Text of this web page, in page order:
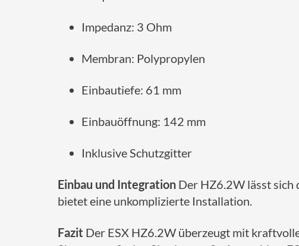
Impedanz: 3 Ohm
Membran: Polypropylen
Einbautiefe: 61 mm
Einbauöffnung: 142 mm
Inklusive Schutzgitter
Einbau und Integration Der HZ6.2W lässt sich
bietet eine unkomplizierte Installation.
Fazit Der ESX HZ6.2W überzeugt mit